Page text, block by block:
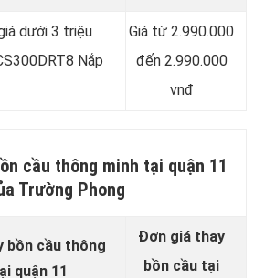
dưới 3 triệu
Nắp
Giá từ 2.990.000
đến 2.990.000
vnđ
cầu thông minh tại quận 11
Trường Phong
bồn cầu thông
quận 11
Đơn giá thay
bồn cầu tại